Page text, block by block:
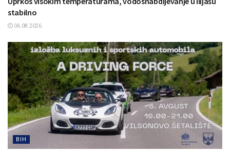
stabilno
06.08.2026.
BIH